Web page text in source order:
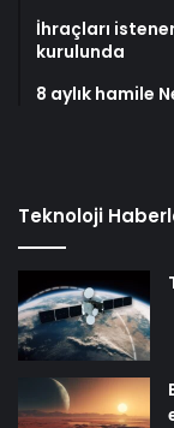
İhraçları
kurulunda
8 aylık hamile
Teknoloji